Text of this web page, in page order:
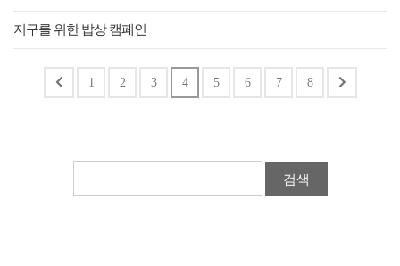
지구를 위한 밥상 캠페인
1 2 3 4 5 6 7 8
검색